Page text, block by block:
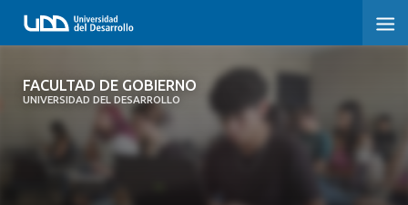
FACULTAD DE GOBIERNO
UNIVERSIDAD DEL DESARROLLO
FACULTAD DE GOBIERNO